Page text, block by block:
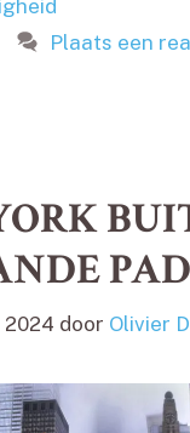
Plaats een
2024 door Olivier